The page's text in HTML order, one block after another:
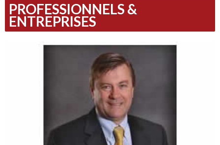
PROFESSIONNELS &
ENTREPRISES